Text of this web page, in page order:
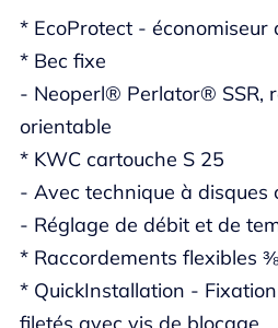
* EcoProtect - économiseur
* Bec fixe
- Neoperl® Perlator® SSR,
orientable
* KWC cartouche S 25
- Avec technique à disques
- Réglage de débit et de
* Raccordements flexibles
* QuickInstallation -